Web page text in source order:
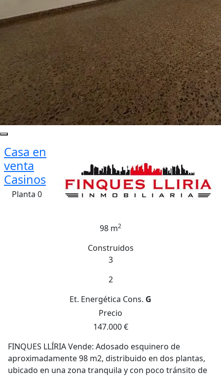
Casa en
venta
Casinos
Planta 0
98 m2
Construidos
3
2
Et. Energética Cons. G
Precio
147.000 €
FINQUES LLÍRIA Vende: Adosado esquinero de
aproximadamente 98 m2, distribuido en dos plantas,
ubicado en una zona tranquila y con poco tránsito de